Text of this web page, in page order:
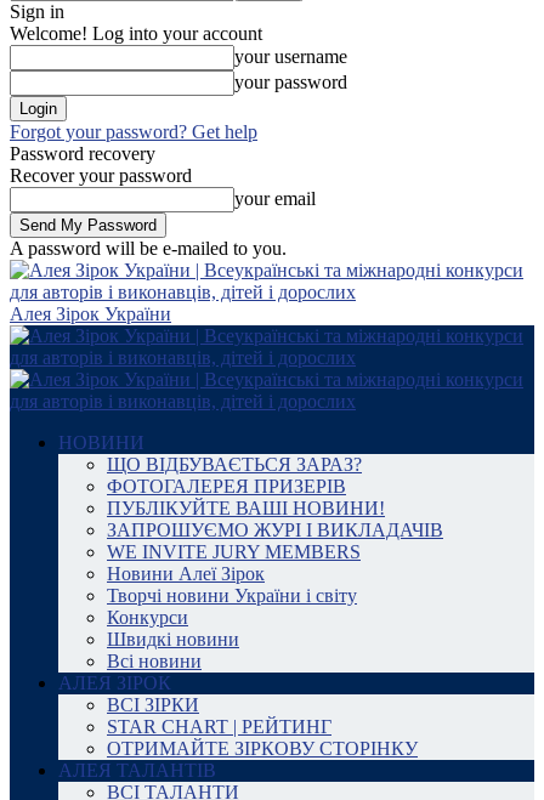
Sign in
Welcome! Log into your account
your username
your password
Forgot your password? Get help
Password recovery
Recover your password
your email
A password will be e-mailed to you.
Алея Зірок України
НОВИНИ
ЩО ВІДБУВАЄТЬСЯ ЗАРАЗ?
ФОТОГАЛЕРЕЯ ПРИЗЕРІВ
ПУБЛІКУЙТЕ ВАШІ НОВИНИ!
ЗАПРОШУЄМО ЖУРІ І ВИКЛАДАЧІВ
WE INVITE JURY MEMBERS
Новини Алеї Зірок
Творчі новини України і світу
Конкурси
Швидкі новини
Всі новини
АЛЕЯ ЗІРОК
ВСІ ЗІРКИ
STAR CHART | РЕЙТИНГ
ОТРИМАЙТЕ ЗІРКОВУ СТОРІНКУ
АЛЕЯ ТАЛАНТІВ
ВСІ ТАЛАНТИ